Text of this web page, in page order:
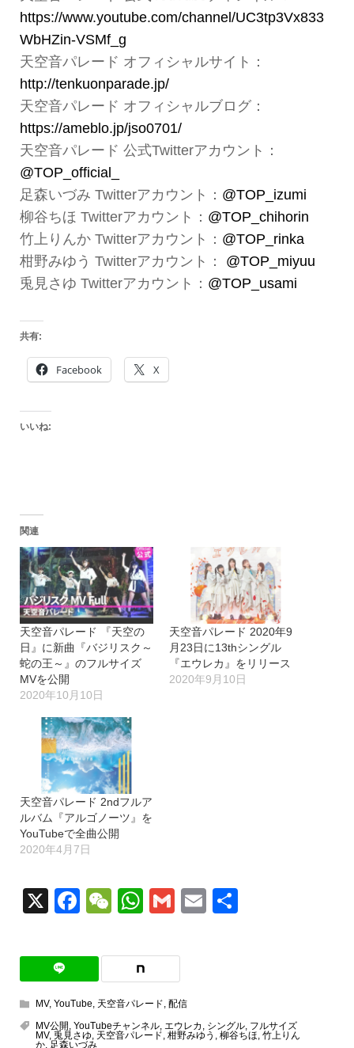
https://www.youtube.com/channel/UC3tp3Vx833
WbHZin-VSMf_g
天空音パレード オフィシャルサイト：
http://tenkuonparade.jp/
天空音パレード オフィシャルブログ：
https://ameblo.jp/jso0701/
天空音パレード 公式Twitterアカウント：
@TOP_official_
足森いづみ Twitterアカウント： @TOP_izumi
柳谷ちほ Twitterアカウント： @TOP_chihorin
竹上りんか Twitterアカウント： @TOP_rinka
柑野みゆう Twitterアカウント： @TOP_miyuu
兎見さゆ Twitterアカウント： @TOP_usami
共有:
Facebook X
いいね:
関連
天空音パレード 『天空の
日』に新曲『バジリスク～
蛇の王～』のフルサイズ
MVを公開
2020年10月10日
天空音パレード 2020年9
月23日に13thシングル
『エウレカ』をリリース
2020年9月10日
天空音パレード 2ndフルア
ルバム『アルゴノーツ』を
YouTubeで全曲公開
2020年4月7日
X Facebook
WeChat
WhatsApp
GmailEmail
MV, YouTube 天空音パレード 配信
MV公開 YouTubeチャンネル, エウレカ シングル, フルサイズ
MV, 兎見さゆ, 天空音パレード 柑野みゆう 柳谷ちほ 竹上りん
か, 足森いづみ